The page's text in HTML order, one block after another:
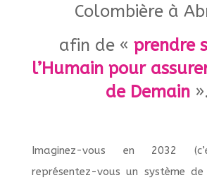
Colombière à
afin de « prendre
l’Humain pour
de Demain ».
Imaginez-vous en 2032
représentez-vous un système